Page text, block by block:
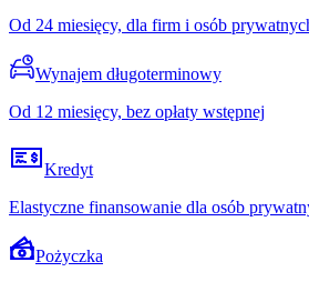
Od 24 miesięcy, dla firm i osób
Wynajem długoterminowy
Od 12 miesięcy, bez opłaty wstępnej
Kredyt
Elastyczne finansowanie dla osób
Pożyczka